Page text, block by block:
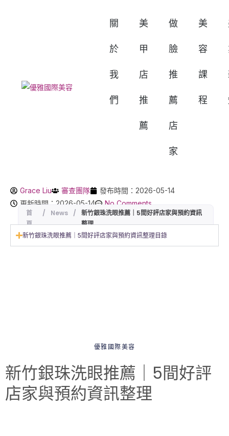
關
於
我
們
美
甲
店
推
薦
做
臉
推
薦
店
家
美
容
課
程
Grace Liu 審查團隊
發布時間：2026-05-14
更新時間：2026-05-14
No Comments
首
頁
/ News /
新竹銀珠洗眼推薦｜5間好評店家與預約資訊
整理
新竹銀珠洗眼推薦｜5間好評店家與預約資訊整理目錄
優雅國際美容
新竹銀珠洗眼推薦｜5間好評
店家與預約資訊整理